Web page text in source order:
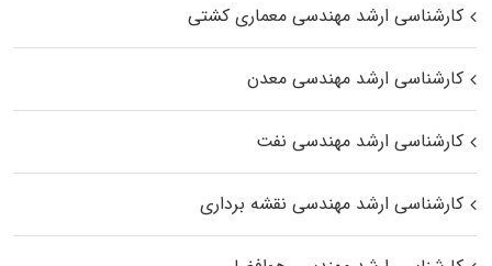
کارشناسی ارشد مهندسی معماری کشتی
کارشناسی ارشد مهندسی معدن
کارشناسی ارشد مهندسی نفت
کارشناسی ارشد مهندسی نقشه برداری